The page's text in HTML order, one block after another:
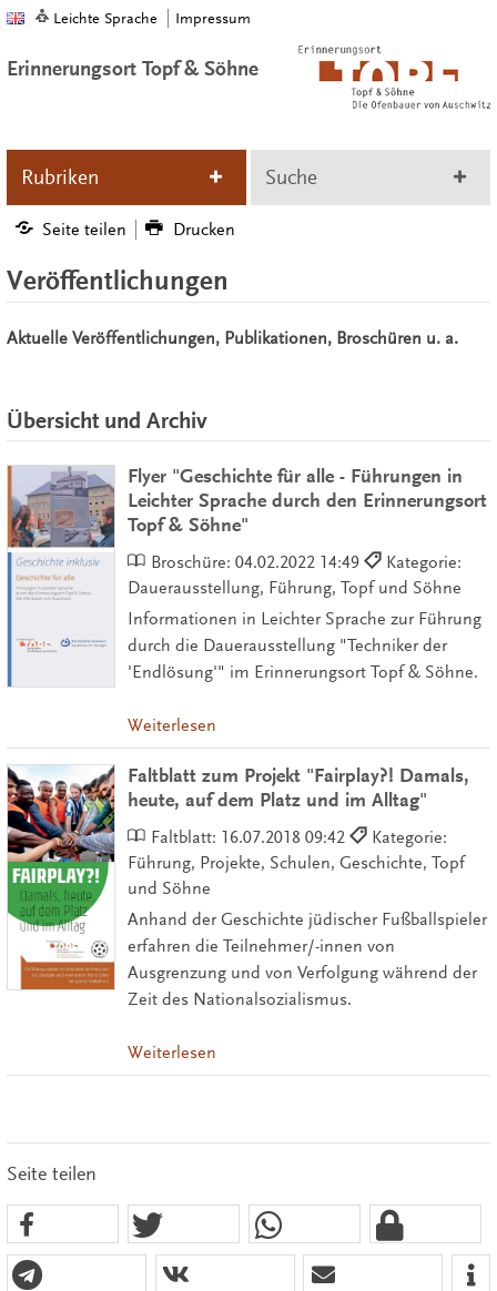
Leichte Sprache Impressum
Erinnerungsort Topf & Söhne
Rubriken Suche
Seite teilen Drucken
Veröffentlichungen
Aktuelle Veröffentlichungen, Publikationen, Broschüren u. a.
Übersicht und Archiv
Flyer "Geschichte für alle - Führungen in
Leichter Sprache durch den Erinnerungsort
Topf & Söhne"
Broschüre: 04.02.2022 14:49
Kategorie:
Dauerausstellung, Führung, Topf und Söhne
Informationen in Leichter Sprache zur Führung
durch die Dauerausstellung "Techniker der
'Endlösung'" im Erinnerungsort Topf & Söhne.
Weiterlesen
Faltblatt zum Projekt "Fairplay?! Damals,
heute, auf dem Platz und im Alltag"
Faltblatt: 16.07.2018 09:42
Kategorie:
Führung, Projekte, Schulen, Geschichte, Topf
und Söhne
Anhand der Geschichte jüdischer Fußballspieler
erfahren die Teilnehmer/-innen von
Ausgrenzung und von Verfolgung während der
Zeit des Nationalsozialismus.
Weiterlesen
Seite teilen